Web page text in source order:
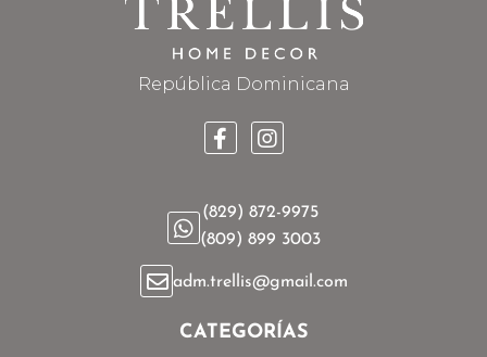
República Dominicana
(829) 872-9975
(809) 899 3003
adm.trellis@gmail.com
CATEGORÍAS